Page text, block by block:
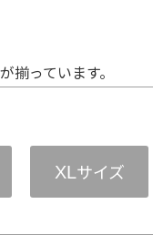
っています。
XLサイズ